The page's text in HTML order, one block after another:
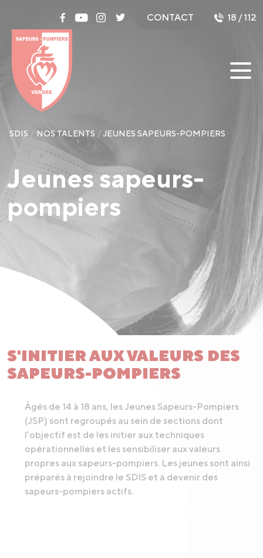
CONTACT 18 / 112
SDIS NOS TALENTS JEUNES SAPEURS-POMPIERS
Jeunes sapeurs-
pompiers
S'INITIER AUX VALEURS DES
SAPEURS-POMPIERS
Âgés de 14 à 18 ans, les Jeunes Sapeurs-Pompiers
(JSP) sont regroupés au sein de sections dont
l’objectif est de les initier aux techniques
opérationnelles et les sensibiliser aux valeurs
propres aux sapeurs-pompiers. Les jeunes sont ainsi
préparés à rejoindre le SDIS et à devenir des
sapeurs-pompiers actifs.